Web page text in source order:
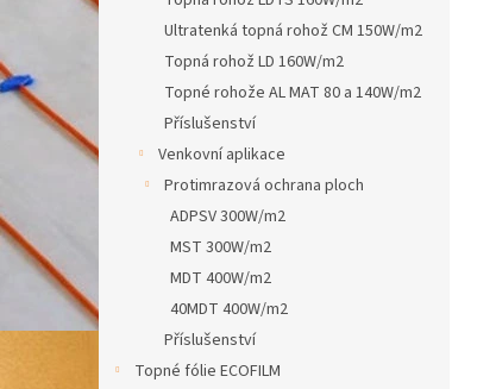
Ultratenká topná rohož CM 150W/m2
Topná rohož LD 160W/m2
Topné rohože AL MAT 80 a 140W/m2
Příslušenství
Venkovní aplikace
Protimrazová ochrana ploch
ADPSV 300W/m2
MST 300W/m2
MDT 400W/m2
40MDT 400W/m2
Příslušenství
Topné fólie ECOFILM